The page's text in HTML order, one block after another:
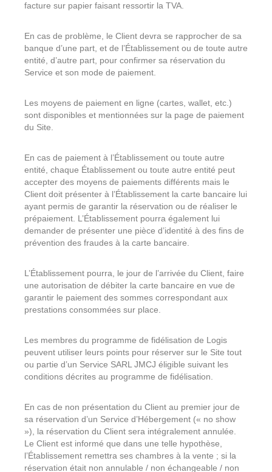
facture sur papier faisant ressortir la TVA.
En cas de problème, le Client devra se rapprocher de sa
banque d’une part, et de l’Établissement ou de toute autre
entité, d’autre part, pour confirmer sa réservation du
Service et son mode de paiement.
Les moyens de paiement en ligne (cartes, wallet, etc.)
sont disponibles et mentionnées sur la page de paiement
du Site.
En cas de paiement à l’Établissement ou toute autre
entité, chaque Établissement ou toute autre entité peut
accepter des moyens de paiements différents mais le
Client doit présenter à l’Établissement la carte bancaire lui
ayant permis de garantir la réservation ou de réaliser le
prépaiement. L’Établissement pourra également lui
demander de présenter une pièce d’identité à des fins de
prévention des fraudes à la carte bancaire.
L’Établissement pourra, le jour de l’arrivée du Client, faire
une autorisation de débiter la carte bancaire en vue de
garantir le paiement des sommes correspondant aux
prestations consommées sur place.
Les membres du programme de fidélisation de Logis
peuvent utiliser leurs points pour réserver sur le Site tout
ou partie d’un Service SARL JMCJ éligible suivant les
conditions décrites au programme de fidélisation.
En cas de non présentation du Client au premier jour de
sa réservation d’un Service d’Hébergement (« no show
»), la réservation du Client sera intégralement annulée.
Le Client est informé que dans une telle hypothèse,
l’Établissement remettra ses chambres à la vente ; si la
réservation était non annulable / non échangeable / non